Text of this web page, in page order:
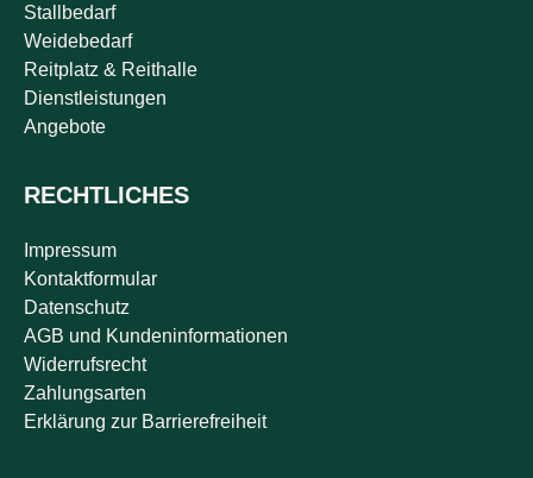
Stallbedarf
Weidebedarf
Reitplatz & Reithalle
Dienstleistungen
Angebote
RECHTLICHES
Impressum
Kontaktformular
Datenschutz
AGB und Kundeninformationen
Widerrufsrecht
Zahlungsarten
Erklärung zur Barrierefreiheit